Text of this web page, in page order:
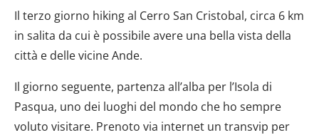
Il terzo giorno hiking al Cerro San Cristobal, circa 6 km
in salita da cui è possibile avere una bella vista della
città e delle vicine Ande.
Il giorno seguente, partenza all’alba per l’Isola di
Pasqua, uno dei luoghi del mondo che ho sempre
voluto visitare. Prenoto via internet un transvip per